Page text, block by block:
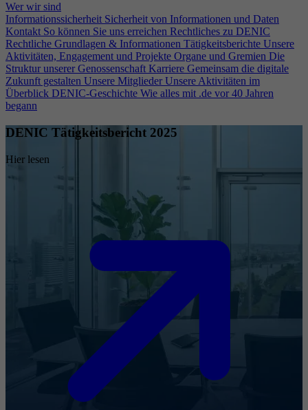
Wer wir sind
Informationssicherheit Sicherheit von Informationen und Daten
Kontakt So können Sie uns erreichen Rechtliches zu DENIC
Rechtliche Grundlagen & Informationen Tätigkeitsberichte Unsere
Aktivitäten, Engagement und Projekte Organe und Gremien Die
Struktur unserer Genossenschaft Karriere Gemeinsam die digitale
Zukunft gestalten Unsere Mitglieder Unsere Aktivitäten im
Überblick DENIC-Geschichte Wie alles mit .de vor 40 Jahren
begann
DENIC Tätigkeitsbericht 2025
Hier lesen